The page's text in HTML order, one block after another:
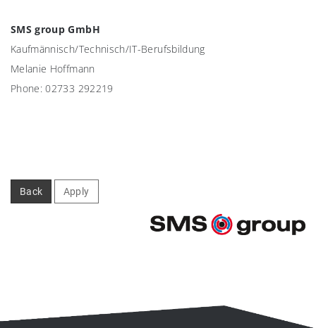
SMS group GmbH
Kaufmännisch/Technisch/IT-Berufsbildung
Melanie Hoffmann
Phone: 02733 292219
Back Apply